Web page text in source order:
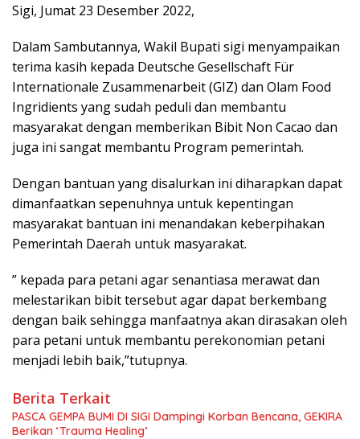
Sigi, Jumat 23 Desember 2022,
Dalam Sambutannya, Wakil Bupati sigi menyampaikan
terima kasih kepada Deutsche Gesellschaft Für
Internationale Zusammenarbeit (GIZ) dan Olam Food
Ingridients yang sudah peduli dan membantu
masyarakat dengan memberikan Bibit Non Cacao dan
juga ini sangat membantu Program pemerintah.
Dengan bantuan yang disalurkan ini diharapkan dapat
dimanfaatkan sepenuhnya untuk kepentingan
masyarakat bantuan ini menandakan keberpihakan
Pemerintah Daerah untuk masyarakat.
” kepada para petani agar senantiasa merawat dan
melestarikan bibit tersebut agar dapat berkembang
dengan baik sehingga manfaatnya akan dirasakan oleh
para petani untuk membantu perekonomian petani
menjadi lebih baik,”tutupnya.
Berita Terkait
PASCA GEMPA BUMI DI SIGI Dampingi Korban Bencana, GEKIRA
Berikan ‘Trauma Healing’